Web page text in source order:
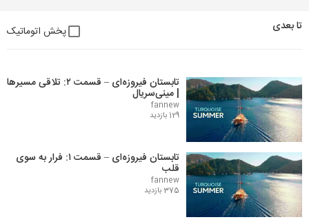
تا بعدی پخش اتوماتیک
تابستان فیروزه‌ای – قسمت ۲: تلاقی مسیرها
| مینی‌سریال
fannew
129 بازدید
تابستان فیروزه‌ای – قسمت ۱: فرار به سوی
قلب
fannew
375 بازدید